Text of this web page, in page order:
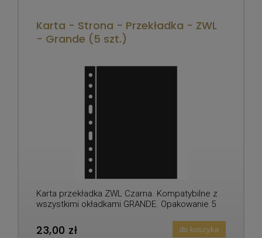
Karta - Strona - Przekładka - ZWL
- Grande (5 szt.)
Karta przekładka ZWL Czarna. Kompatybilne z
wszystkimi okładkami GRANDE. Opakowanie 5
23,00 zł do koszyka